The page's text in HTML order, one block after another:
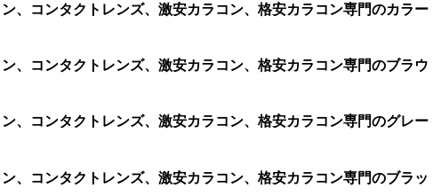
、コンタクトレンズ、激安カラコン、格安カラコン専門のカラー
、コンタクトレンズ、激安カラコン、格安カラコン専門のブラウ
、コンタクトレンズ、激安カラコン、格安カラコン専門のグレー
、コンタクトレンズ、激安カラコン、格安カラコン専門のブラッ